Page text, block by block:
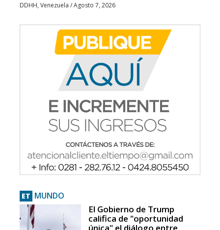
DDHH, Venezuela /Agosto 7, 2026
ET MUNDO
El Gobierno de Trump
califica de "oportunidad